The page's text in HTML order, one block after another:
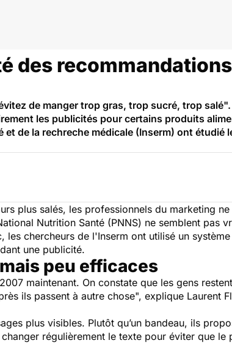
des recommandations
de manger trop gras, trop sucré, trop
les publicités pour certains produits
de la rechreche médicale (Inserm) ont étudié
plus salés, les professionnels du marketing
Nutrition Santé (PNNS) ne semblent pas
chercheurs de l'Inserm ont utilisé un
une publicité.
peu efficaces
maintenant. On constate que les gens
ils passent à autre chose", explique Laurent
plus visibles. Plutôt qu’un bandeau, ils
régulièrement le texte pour éviter que le